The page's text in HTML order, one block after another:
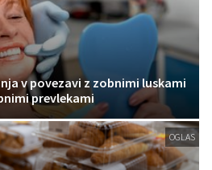
v povezavi z zobnimi luskami
prevlekami
OGLAS